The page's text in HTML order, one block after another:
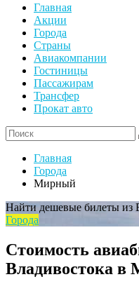
Главная
Акции
Города
Страны
Авиакомпании
Гостиницы
Пассажирам
Трансфер
Прокат авто
Главная
Города
Мирный
Найти дешевые билеты из
Города
Стоимость
Владивостока